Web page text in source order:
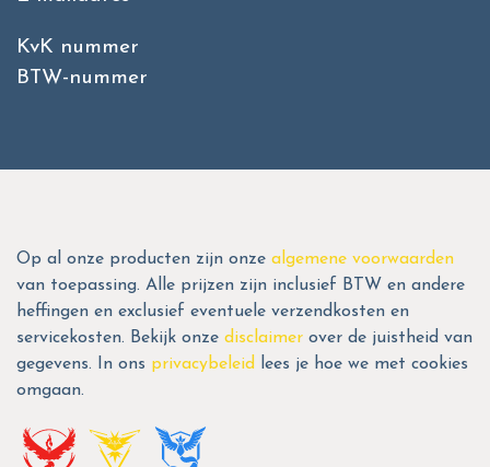
KvK nummer
BTW-nummer
Op al onze producten zijn onze algemene voorwaarden
van toepassing. Alle prijzen zijn inclusief BTW en andere
heffingen en exclusief eventuele verzendkosten en
servicekosten. Bekijk onze disclaimer over de juistheid van
gegevens. In ons privacybeleid
lees je hoe we met cookies
omgaan.